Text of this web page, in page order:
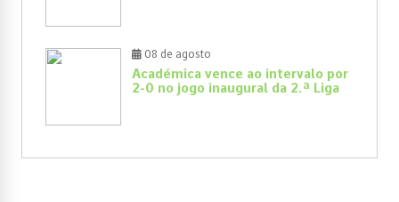
08 de agosto
Académica vence ao intervalo por
2-0 no jogo inaugural da 2.ª Liga